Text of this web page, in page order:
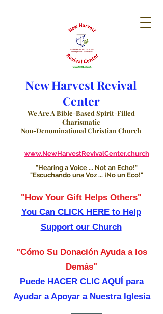
New Harvest Revival
Center
We Are A Bible-Based Spirit-Filled
Charismatic
Non-Denominational Christian Church
www.NewHarvestRevivalCenter.church
"Hearing a Voice ... Not an Echo!"
"Escuchando una Voz ... ¡No un Eco!"
"How Your Gift Helps Others"
You Can CLICK HERE to Help
Support our Church
"Cómo Su Donación Ayuda a los
Demás"
Puede HACER CLIC AQUÍ para
Ayudar a Apoyar a Nuestra Iglesia